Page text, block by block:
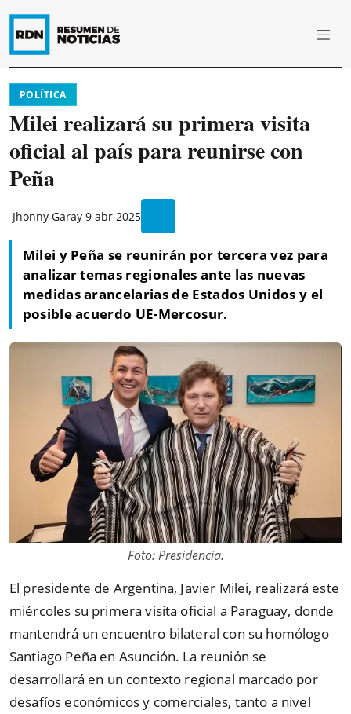
POLÍTICA
Milei realizará su primera visita
oficial al país para reunirse con
Peña
Jhonny Garay 9 abr 2025
Milei y Peña se reunirán por tercera vez para
analizar temas regionales ante las nuevas
medidas arancelarias de Estados Unidos y el
posible acuerdo UE-Mercosur.
Foto: Presidencia.
El presidente de Argentina, Javier Milei, realizará este
miércoles su primera visita oficial a Paraguay, donde
mantendrá un encuentro bilateral con su homólogo
Santiago Peña en Asunción. La reunión se
desarrollará en un contexto regional marcado por
desafíos económicos y comerciales, tanto a nivel